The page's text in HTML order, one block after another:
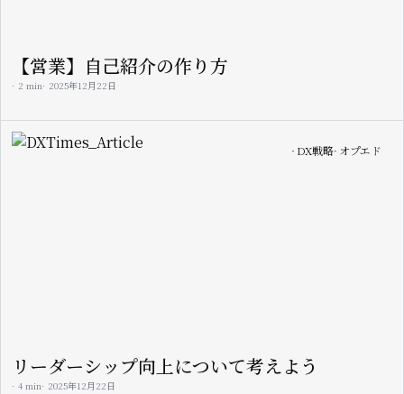
【営業】自己紹介の作り方
2 min 2025年12月22日
Image DX戦略 オプエド
リーダーシップ向上について考えよう
4 min 2025年12月22日